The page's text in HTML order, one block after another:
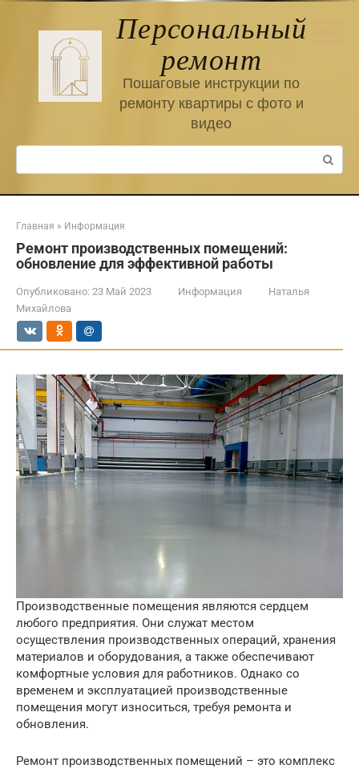
Персональный
ремонт
Пошаговые инструкции по
ремонту квартиры с фото и
видео
Поиск:
Главная » Информация
Ремонт производственных помещений:
обновление для эффективной работы
Опубликовано: 23 Май 2023 Информация
Наталья
Михайлова
Производственные помещения являются сердцем
любого предприятия. Они служат местом
осуществления производственных операций, хранения
материалов и оборудования, а также обеспечивают
комфортные условия для работников. Однако со
временем и эксплуатацией производственные
помещения могут износиться, требуя ремонта и
обновления.
Ремонт производственных помещений – это комплекс